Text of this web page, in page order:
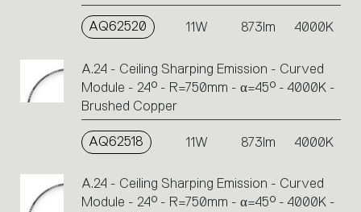
AQ62520 11W 873lm 4000K
A.24 - Ceiling Sharping Emission - Curved
Module - 24° - R=750mm - α=45° - 4000K -
Brushed Copper
AQ62518 11W 873lm 4000K
A.24 - Ceiling Sharping Emission - Curved
Module - 24° - R=750mm - α=45° - 4000K -